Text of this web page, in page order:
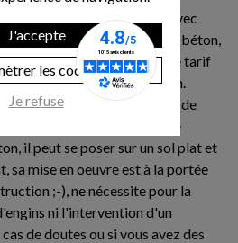
J'accepte
les cookies
Je refuse
projet de mur en gabion avec
(agglos, murs en L, béton,
on constate un écart de tarif
en faveur du gabion.
très intéressante en termes de
: le gabion ne nécessite
il peut se poser sur un sol plat et
sa mise en oeuvre est à la portée
;-), ne nécessite pour la
ni l'intervention d'un
de doutes ou si vous avez des